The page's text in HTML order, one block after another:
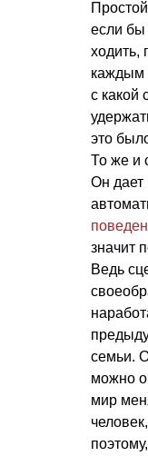
если бы
ходить,
каждым
с какой
это
То же и
Он дает
значит
Ведь
семьи.
можно
мир